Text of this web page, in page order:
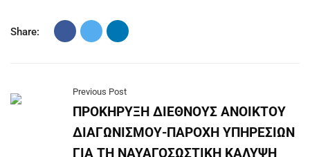
Share:
Previous Post
ΠΡΟΚΗΡΥΞΗ ΔΙΕΘΝΟΥΣ ΑΝΟΙΚΤΟΥ
ΔΙΑΓΩΝΙΣΜΟΥ-ΠΑΡΟΧΗ ΥΠΗΡΕΣΙΩΝ
ΓΙΑ ΤΗ ΝΑΥΑΓΟΣΩΣΤΙΚΗ ΚΑΛΥΨΗ